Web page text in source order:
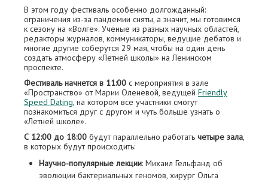
В этом году фестиваль особенно долгожданный:
ограничения из-за пандемии сняты, а значит, мы готовимся
к сезону на «Волге». Ученые из разных научных областей,
редакторы журналов, коммуникаторы, ведущие дебатов и
многие другие соберутся 29 мая, чтобы на один день
создать атмосферу «Летней школы» на Ленинском
проспекте.
Фестиваль начнется в 11:00 с мероприятия в зале
«Пространство» от Марии Оленевой, ведущей Friendly
Speed Dating, на котором все участники смогут
познакомиться друг с другом и чуть больше узнать о
«Летней школе».
С 12:00 до 18:00 будут параллельно работать четыре зала,
в которых будут происходить:
Научно-популярные лекции: Михаил Гельфанд об
эволюции бактериальных геномов, хирург Ольга